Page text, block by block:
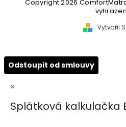
Vytvořil
Copyright 2026
Odstoupit od smlouvy
×
Splátková kalkulačka